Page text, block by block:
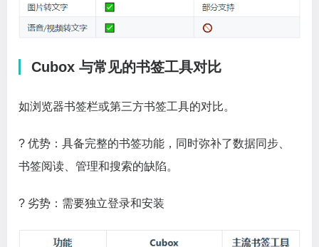
Cubox 与常见的书签工具对比
如浏览器书签栏或第三方书签工具的对比。
? 优势：具备完整的书签功能，同时弥补了数据同步、
书签阅读、管理和搜索的缺陷。
? 劣势：需要独立登录和安装